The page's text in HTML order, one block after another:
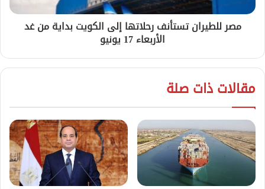
مصر للطيران تستأنف رحلاتها إلى الكويت بداية من غد
الأربعاء 17 يونيو
مقالات ذات صلة